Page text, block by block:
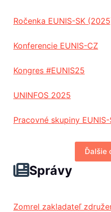
Ročenka EUNIS-SK
Konferencie EUNIS-CZ
Kongres #EUNIS25
UNINFOS 2025
Pracovné skupiny
Ďalšie
Správy
Zomrel zakladateľ